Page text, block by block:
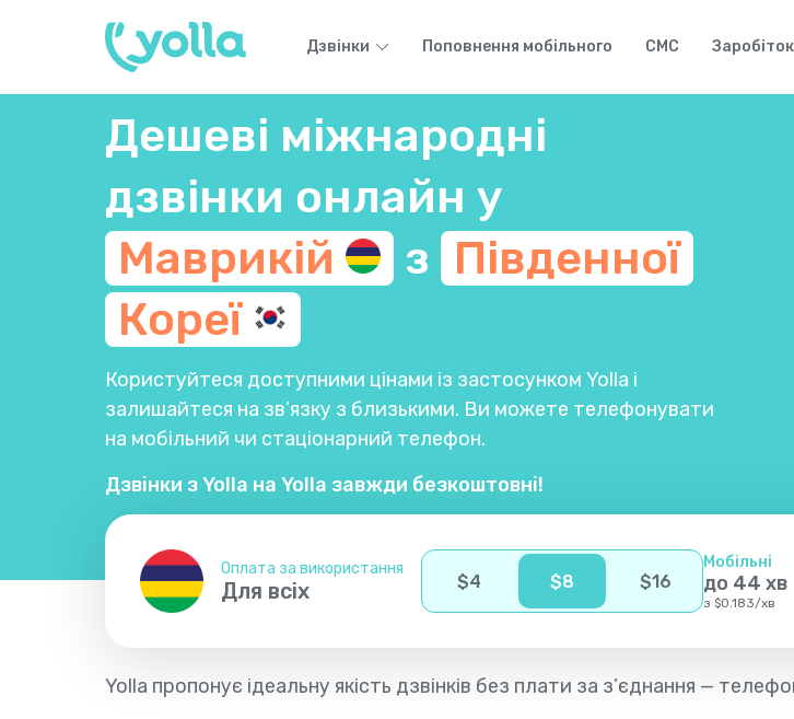
Дзвінки Поповнення мобільного СМС Заробіток
Дешеві міжнародні
дзвінки онлайн у
Маврикій
з Південної
Кореї
Користуйтеся доступними цінами із застосунком Yolla і
залишайтеся на зв’язку з близькими. Ви можете телефонувати
на мобільний чи стаціонарний телефон.
Дзвінки з Yolla на Yolla завжди безкоштовні!
Оплата за використання
Для всіх $4 $8 $16
Мобільні
до 44 хв
з $0.183/хв
Yolla пропонує ідеальну якість дзвінків без плати за з’єднання —